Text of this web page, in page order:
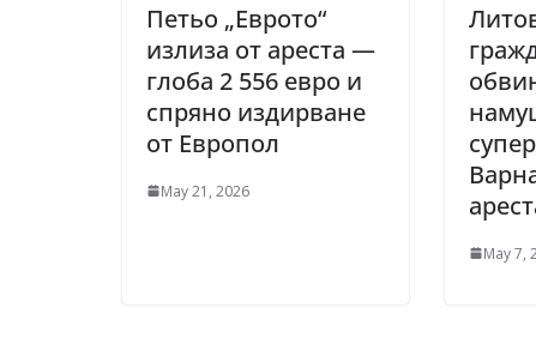
Петьо „Еврото“
излиза от ареста —
глоба 2 556 евро и
спряно издирване
от Европол
May 21, 2026
May 7,